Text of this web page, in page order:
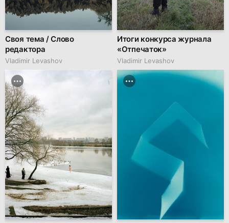
Своя тема / Слово
редактора
Vladimir Levashov
Итоги конкурса журнала
«Отпечаток»
Vladimir Levashov